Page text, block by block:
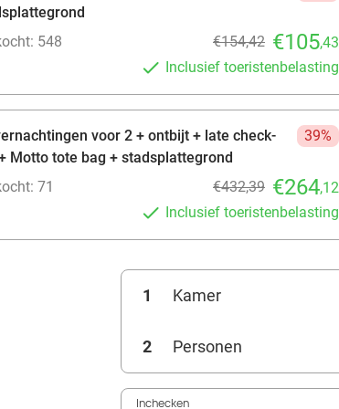
548 €154,42 €105,43
Inclusief toeristenbelasting
voor 2 + ontbijt + late check-
Motto tote bag + stadsplattegrond
39%
71 €432,39 €264,12
Inclusief toeristenbelasting
1 Kamer
2 Personen
Inchecken